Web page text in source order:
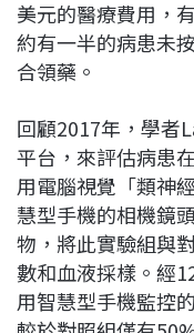
美元的醫療費用，
約有一半的病患未
合領藥。
回顧2017年，學者
平台，來評估病患
用電腦視覺「類神
慧型手機的相機鏡
物，將此實驗組與
數和血液採樣。經
用智慧型手機監控